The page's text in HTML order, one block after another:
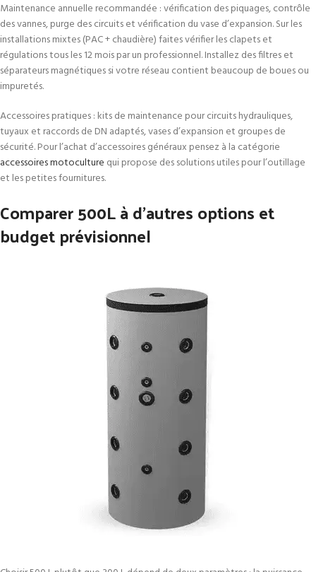
Maintenance annuelle recommandée : vérification des piquages, contrôle
des vannes, purge des circuits et vérification du vase d’expansion. Sur les
installations mixtes (PAC + chaudière) faites vérifier les clapets et
régulations tous les 12 mois par un professionnel. Installez des filtres et
séparateurs magnétiques si votre réseau contient beaucoup de boues ou
impuretés.
Accessoires pratiques : kits de maintenance pour circuits hydrauliques,
tuyaux et raccords de DN adaptés, vases d’expansion et groupes de
sécurité. Pour l’achat d’accessoires généraux pensez à la catégorie
accessoires motoculture qui propose des solutions utiles pour l’outillage
et les petites fournitures.
Comparer 500L à d’autres options et
budget prévisionnel